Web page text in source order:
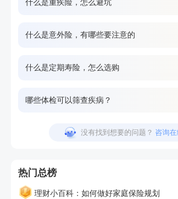
什么是重疾险，怎么避坑
什么是意外险，有哪些要注意的
什么是定期寿险，怎么选购
哪些体检可以筛查疾病？
没有找到想要的问题？ 咨询
热门总榜
理财小百科：如何做好家庭保险规划